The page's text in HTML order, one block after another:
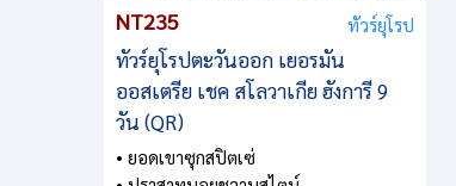
NT235 ทัวร์ยุโรป
ทัวร์ยุโรปตะวันออก เยอรมัน
ออสเตรีย เชค สโลวาเกีย ฮังการี 9
วัน (QR)
• ยอดเขาซุกสปิตเซ่